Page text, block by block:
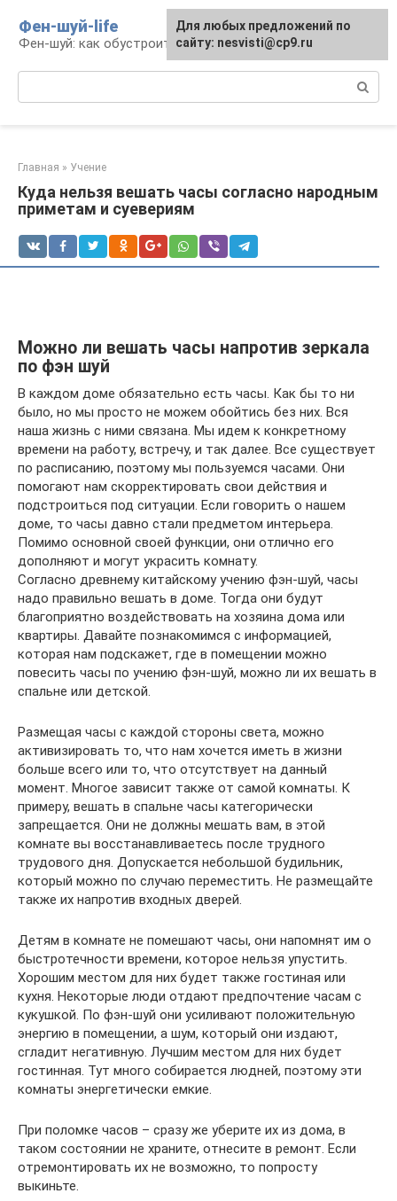
контенту
Фен-шуй-life
Фен-шуй: как обустроить свою жизнь
Главная » Учение
Куда нельзя вешать часы согласно народным
приметам и суевериям
Можно ли вешать часы напротив зеркала
по фэн шуй
В каждом доме обязательно есть часы. Как бы то ни
было, но мы просто не можем обойтись без них. Вся
наша жизнь с ними связана. Мы идем к конкретному
времени на работу, встречу, и так далее. Все существует
по расписанию, поэтому мы пользуемся часами. Они
помогают нам скорректировать свои действия и
подстроиться под ситуации. Если говорить о нашем
доме, то часы давно стали предметом интерьера.
Помимо основной своей функции, они отлично его
дополняют и могут украсить комнату.
Согласно древнему китайскому учению фэн-шуй, часы
надо правильно вешать в доме. Тогда они будут
благоприятно воздействовать на хозяина дома или
квартиры. Давайте познакомимся с информацией,
которая нам подскажет, где в помещении можно
повесить часы по учению фэн-шуй, можно ли их вешать в
спальне или детской.
Размещая часы с каждой стороны света, можно
активизировать то, что нам хочется иметь в жизни
больше всего или то, что отсутствует на данный
момент. Многое зависит также от самой комнаты. К
примеру, вешать в спальне часы категорически
запрещается. Они не должны мешать вам, в этой
комнате вы восстанавливаетесь после трудного
трудового дня. Допускается небольшой будильник,
который можно по случаю переместить. Не размещайте
также их напротив входных дверей.
Детям в комнате не помешают часы, они напомнят им о
быстротечности времени, которое нельзя упустить.
Хорошим местом для них будет также гостиная или
кухня. Некоторые люди отдают предпочтение часам с
кукушкой. По фэн-шуй они усиливают положительную
энергию в помещении, а шум, который они издают,
сгладит негативную. Лучшим местом для них будет
гостинная. Тут много собирается людней, поэтому эти
комнаты энергетически емкие.
При поломке часов – сразу же уберите их из дома, в
таком состоянии не храните, отнесите в ремонт. Если
отремонтировать их не возможно, то попросту
выкиньте.
Для любых предложений по
сайту: nesvisti@cp9.ru